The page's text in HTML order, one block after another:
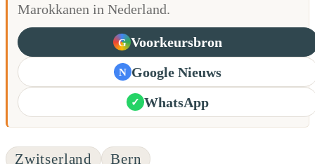
Marokkanen in Nederland.
G Voorkeursbron
N Google Nieuws
✓ WhatsApp
Zwitserland Bern